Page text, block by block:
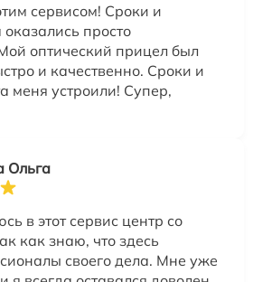
сервисом! Сроки и
просто
оптический прицел был
и качественно. Сроки и
меня устроили! Супер,
Ольга
в этот сервис центр со
как знаю, что здесь
своего дела. Мне уже